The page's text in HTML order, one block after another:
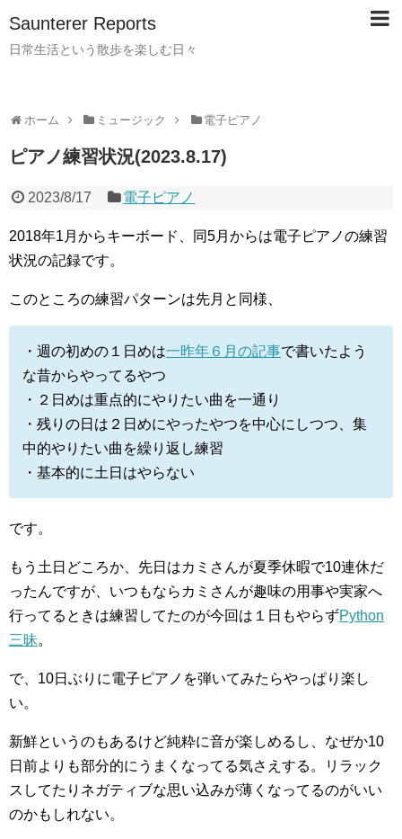
Saunterer Reports
日常生活という散歩を楽しむ日々
ホーム ミュージック 電子ピアノ
ピアノ練習状況(2023.8.17)
2023/8/17 電子ピアノ
2018年1月からキーボード、同5月からは電子ピアノの練習
状況の記録です。
このところの練習パターンは先月と同様、
・週の初めの１日めは一昨年６月の記事で書いたよう
な昔からやってるやつ
・２日めは重点的にやりたい曲を一通り
・残りの日は２日めにやったやつを中心にしつつ、集
中的やりたい曲を繰り返し練習
・基本的に土日はやらない
です。
もう土日どころか、先日はカミさんが夏季休暇で10連休だ
ったんですが、いつもならカミさんが趣味の用事や実家へ
行ってるときは練習してたのが今回は１日もやらずPython
三昧。
で、10日ぶりに電子ピアノを弾いてみたらやっぱり楽し
い。
新鮮というのもあるけど純粋に音が楽しめるし、なぜか10
日前よりも部分的にうまくなってる気さえする。リラック
スしてたりネガティブな思い込みが薄くなってるのがいい
のかもしれない。